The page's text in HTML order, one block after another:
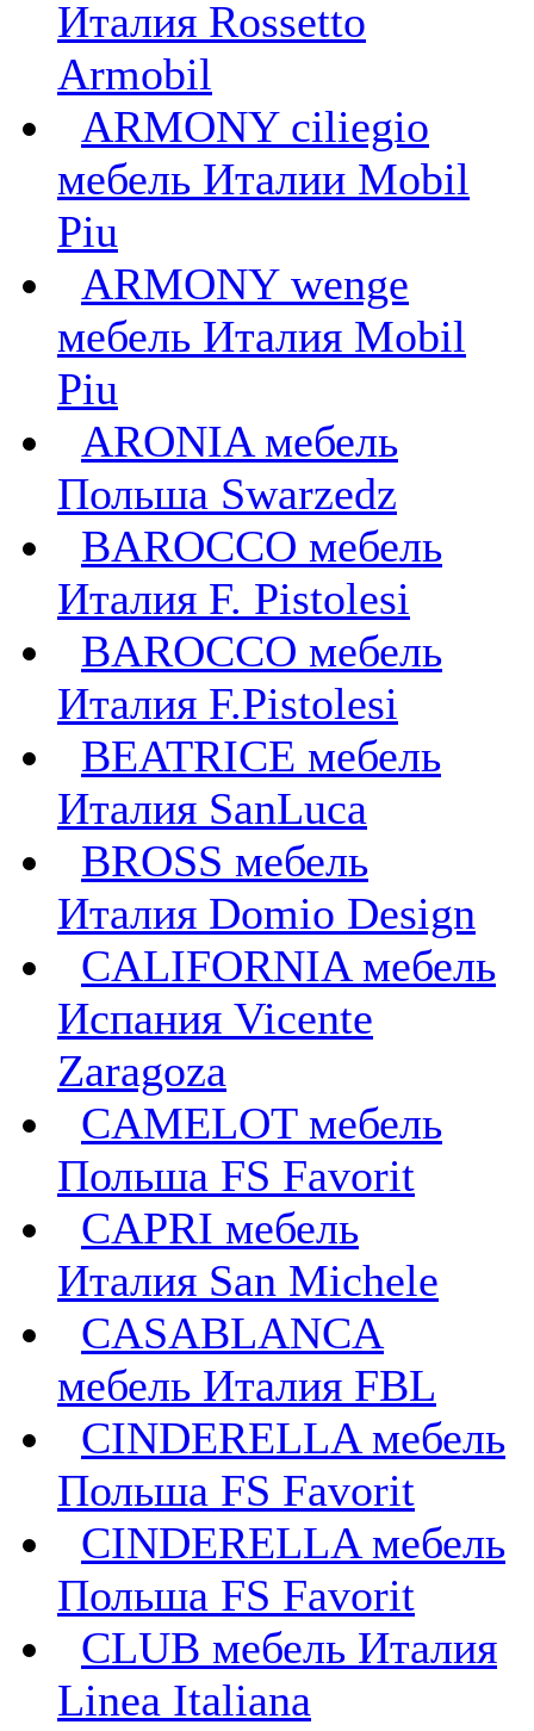
Италия Rossetto
Armobil
ARMONY ciliegio
мебель Италии Mobil
Piu
ARMONY wenge
мебель Италия Mobil
Piu
ARONIA мебель
Польша Swarzedz
BAROCCO мебель
Италия F. Pistolesi
BAROCCO мебель
Италия F.Pistolesi
BEATRICE мебель
Италия SanLuca
BROSS мебель
Италия Domio Design
CALIFORNIA мебель
Испания Vicente
Zaragoza
CAMELOT мебель
Польша FS Favorit
CAPRI мебель
Италия San Michele
CASABLANCA
мебель Италия FBL
CINDERELLA мебель
Польша FS Favorit
CINDERELLA мебель
Польша FS Favorit
CLUB мебель Италия
Linea Italiana